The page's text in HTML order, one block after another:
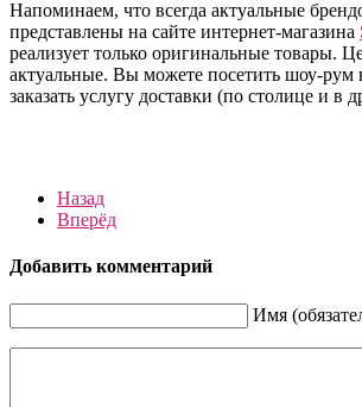
Напоминаем, что всегда актуальные
представлены на сайте интернет-магазина
реализует только оригинальные товары.
актуальные. Вы можете посетить шоу-рум
заказать услугу доставки (по столице и в
Назад
Вперёд
Добавить комментарий
Имя